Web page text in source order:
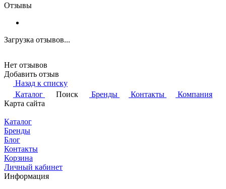
Отзывы
Загрузка отзывов...
Нет отзывов
Добавить отзыв
Назад к списку
Каталог
Поиск Бренды Контакты
Компания
Карта сайта
Каталог
Бренды
Блог
Контакты
Корзина
Личный кабинет
Информация